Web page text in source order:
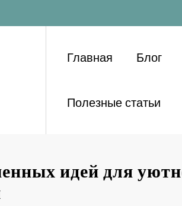
Главная Блог
Полезные статьи
идей для